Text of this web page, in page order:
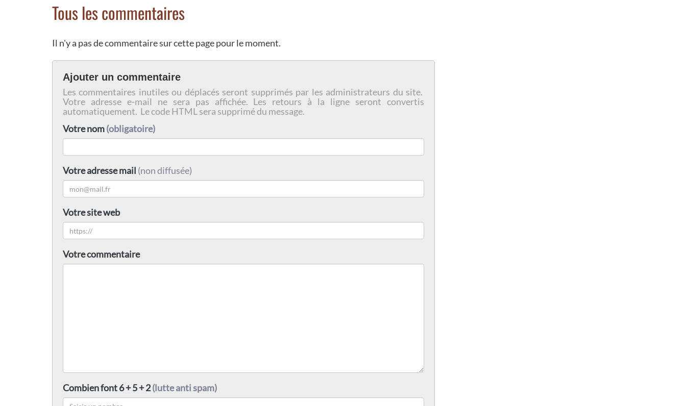
Tous les commentaires
Il n'y a pas de commentaire sur cette page pour le moment.
Ajouter un commentaire
Les commentaires inutiles ou déplacés seront supprimés par les administrateurs du site.
Votre adresse e-mail ne sera pas affichée. Les retours à la ligne seront convertis
automatiquement. Le code HTML sera supprimé du message.
Votre nom(obligatoire)
Votre adresse mail (non diffusée)
Votre site web
Votre commentaire
Combien font 6 + 5 + 2(lutte anti spam)